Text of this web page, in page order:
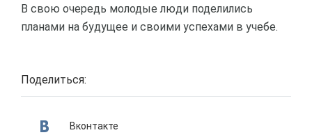
В свою очередь молодые люди поделились
планами на будущее и своими успехами в учебе.
Поделиться:
Вконтакте